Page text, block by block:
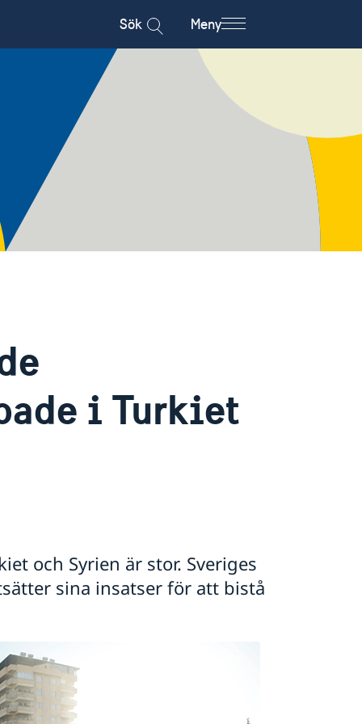
Sök Meny
i Turkiet
och Syrien är stor. Sveriges
sina insatser för att bistå